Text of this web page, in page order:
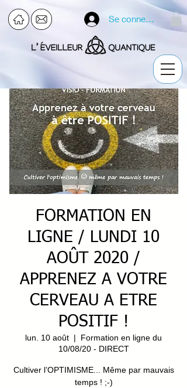
Se connecter
FORMATION EN
LIGNE / LUNDI 10
AOÛT 2020 /
APPRENEZ A VOTRE
CERVEAU A ETRE
POSITIF !
lun. 10 août
  |
Formation en ligne du
10/08/20 - DIRECT
Cultiver l’OPTIMISME... Même par mauvais
temps ! ;-)